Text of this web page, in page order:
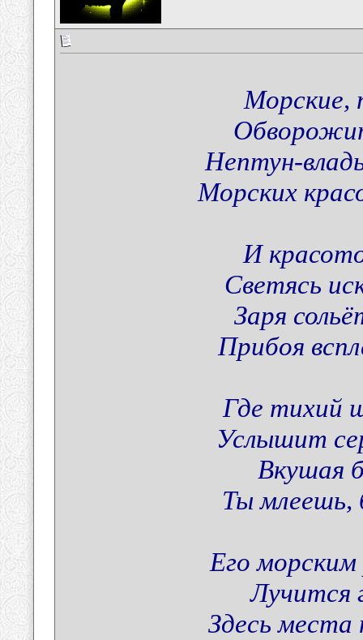
Морские,
Нептун-
Морских
И
Светясь
Заря
Прибоя
Где тихий
Услышит
Вкушая
Ты млеешь,
Его
Лучится
Здесь